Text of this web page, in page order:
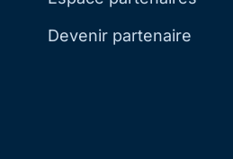
Devenir partenaire